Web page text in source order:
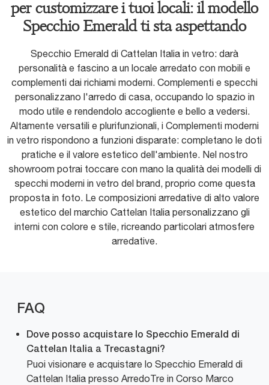
per customizzare i tuoi locali: il modello
Specchio Emerald ti sta aspettando
Specchio Emerald di Cattelan Italia in vetro: darà
personalità e fascino a un locale arredato con mobili e
complementi dai richiami moderni. Complementi e specchi
personalizzano l'arredo di casa, occupando lo spazio in
modo utile e rendendolo accogliente e bello a vedersi.
Altamente versatili e plurifunzionali, i Complementi moderni
in vetro rispondono a funzioni disparate: completano le doti
pratiche e il valore estetico dell'ambiente. Nel nostro
showroom potrai toccare con mano la qualità dei modelli di
specchi moderni in vetro del brand, proprio come questa
proposta in foto. Le composizioni arredative di alto valore
estetico del marchio Cattelan Italia personalizzano gli
interni con colore e stile, ricreando particolari atmosfere
arredative.
FAQ
Dove posso acquistare lo Specchio Emerald di
Cattelan Italia a Trecastagni?
Puoi visionare e acquistare lo Specchio Emerald di
Cattelan Italia presso ArredoTre in Corso Marco